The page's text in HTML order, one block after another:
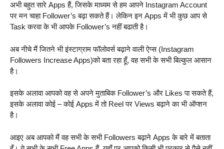
अभी बहुत सारे Apps हैं, जिसके माध्यम से हम आपने Instagram Account
पर मन चाहा Follower’s बढ़ा सकते हैं। लेकिन इन Apps में भी कुछ आप से
Task करवा के भी आपके Follower’s नहीं बढाती है।
अब नीचे मैं जितने भी इंस्टाग्राम फॉलोवर्स बढ़ाने वाली ऐप्स (Instagram
Followers Increase Apps)को बता रहा हूँ, वह सभी के सभी बिल्कुल आसान
है।
इसके अलावा आपको वह से अपने मुताबिक Follower’s और Likes पा सकते हैं,
इसके अलावा कोई – कोई Apps में तो Reel पर Views बढ़ाने का भी ऑप्शन
है।
आइए अब आपको मैं वह सभी के सभी Followers बढ़ाने Apps के बारे में बताता